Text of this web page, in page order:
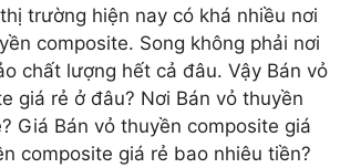
trường hiện nay có khá nhiều nơi
composite. Song không phải nơi
chất lượng hết cả đâu. Vậy Bán vỏ
giá rẻ ở đâu? Nơi Bán vỏ thuyền
Giá Bán vỏ thuyền composite giá
composite giá rẻ bao nhiêu tiền?